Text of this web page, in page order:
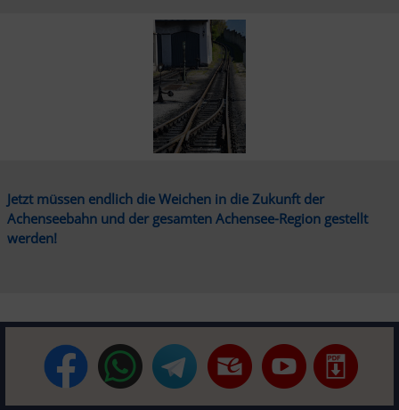
Jetzt müssen endlich die Weichen in die Zukunft der
Achenseebahn und der gesamten Achensee-Region gestellt
werden!